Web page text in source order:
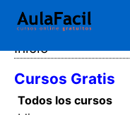
Inicio
Cursos Gratis
Todos los cursos